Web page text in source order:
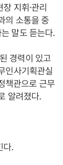
지휘·관리
의 소통을 중
말도 듣는다.
경력이 있고
인사기획관실
책관으로 근무
알려졌다.
다.